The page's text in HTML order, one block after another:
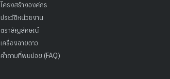
โครงสร้างองค์กร
ประวัติหน่วยงาน
ตราสัญลักษณ์
เครื่องฉายดาว
คำถามที่พบบ่อย (FAQ)